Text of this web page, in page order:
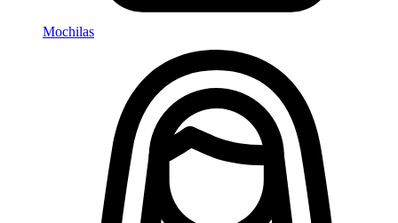
Mochilas